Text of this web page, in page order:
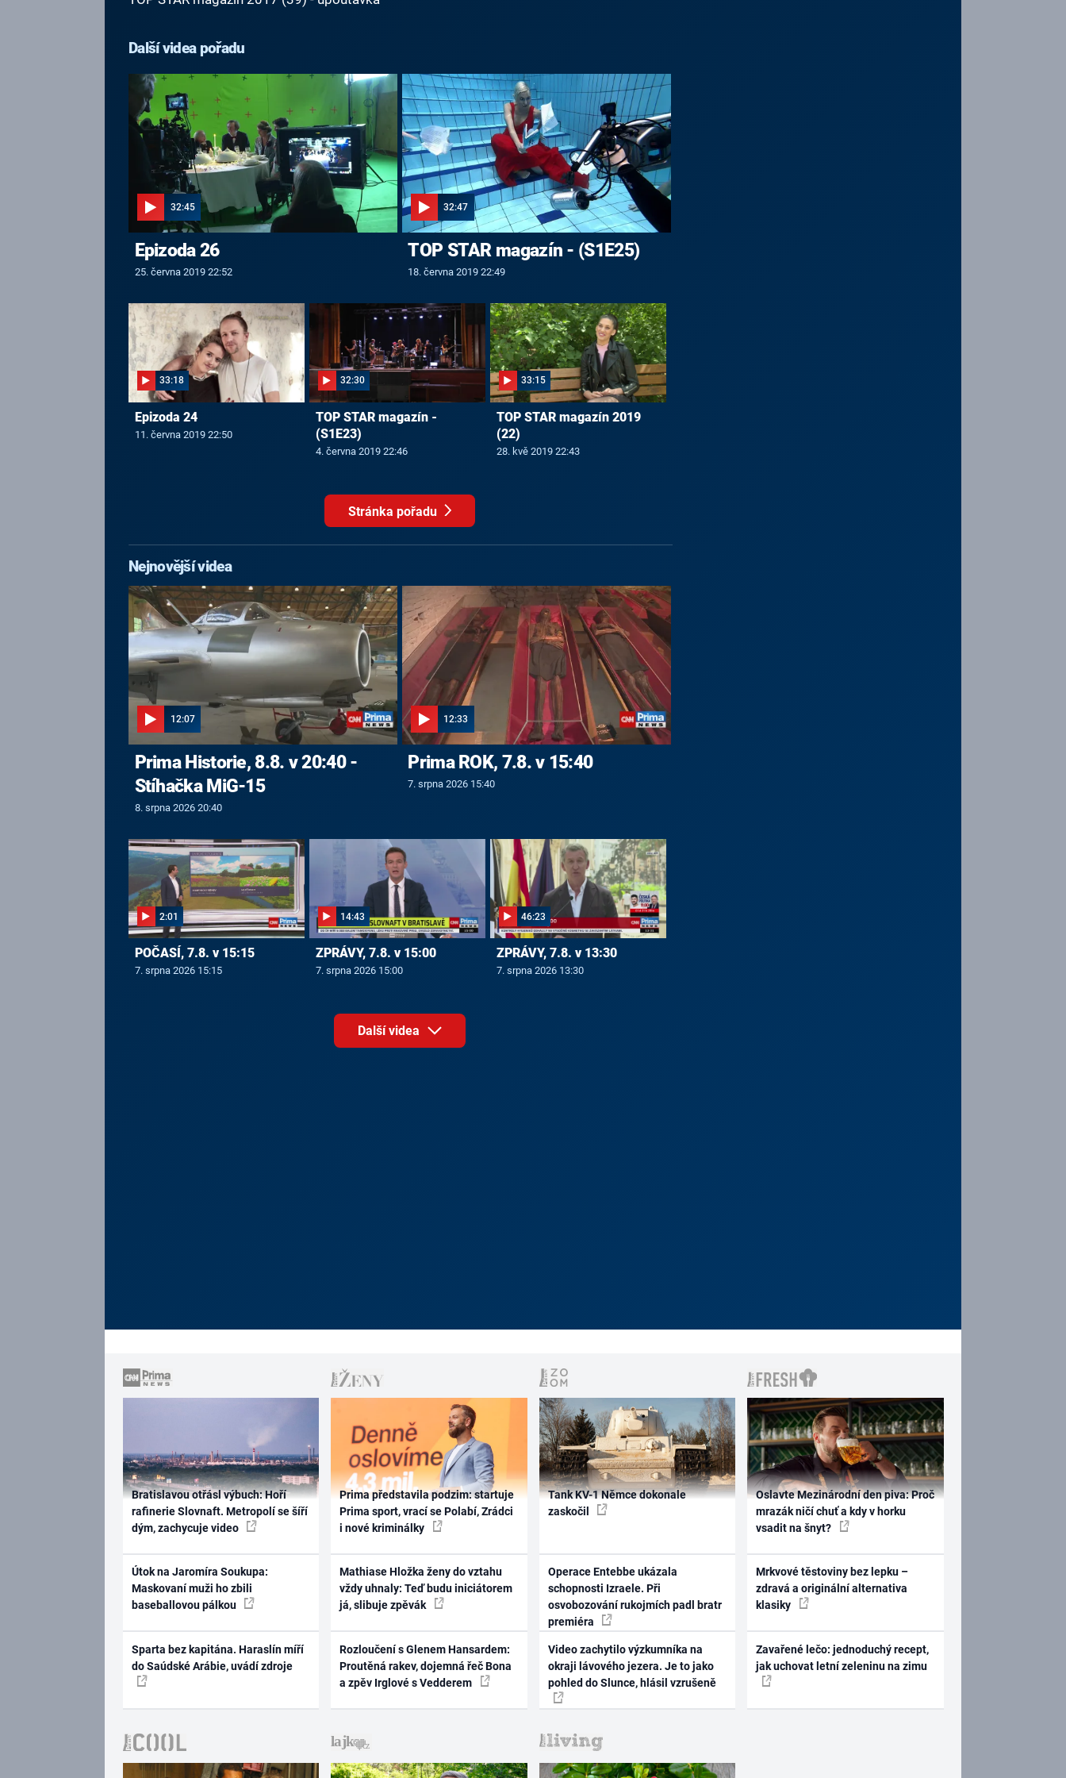
Další videa pořadu
32:45
Epizoda 26
25. června 2019 22:52
32:47
TOP STAR magazín - (S1E25)
18. června 2019 22:49
33:18
Epizoda 24
11. června 2019 22:50
32:30
TOP STAR magazín -
(S1E23)
4. června 2019 22:46
33:15
TOP STAR magazín 2019
(22)
28. kvě 2019 22:43
Stránka pořadu
Nejnovější videa
12:07
Prima Historie, 8.8. v 20:40 -
Stíhačka MiG-15
8. srpna 2026 20:40
12:33
Prima ROK, 7.8. v 15:40
7. srpna 2026 15:40
2:01
POČASÍ, 7.8. v 15:15
7. srpna 2026 15:15
14:43
ZPRÁVY, 7.8. v 15:00
7. srpna 2026 15:00
46:23
ZPRÁVY, 7.8. v 13:30
7. srpna 2026 13:30
Další videa
Bratislavou otřásl výbuch: Hoří
rafinerie Slovnaft. Metropolí se šíří
dým, zachycuje video
Útok na Jaromíra Soukupa:
Maskovaní muži ho zbili
baseballovou pálkou
Sparta bez kapitána. Haraslín míří
do Saúdské Arábie, uvádí zdroje
Prima představila podzim: startuje
Prima sport, vrací se Polabí, Zrádci
i nové kriminálky
Mathiase Hložka ženy do vztahu
vždy uhnaly: Teď budu iniciátorem
já, slibuje zpěvák
Rozloučení s Glenem Hansardem:
Proutěná rakev, dojemná řeč Bona
a zpěv Irglové s Vedderem
Tank KV-1 Němce dokonale
zaskočil
Operace Entebbe ukázala
schopnosti Izraele. Při
osvobozování rukojmích padl bratr
premiéra
Video zachytilo výzkumníka na
okraji lávového jezera. Je to jako
pohled do Slunce, hlásil vzrušeně
Oslavte Mezinárodní den piva: Proč
mrazák ničí chuť a kdy v horku
vsadit na šnyt?
Mrkvové těstoviny bez lepku –
zdravá a originální alternativa
klasiky
Zavařené lečo: jednoduchý recept,
jak uchovat letní zeleninu na zimu